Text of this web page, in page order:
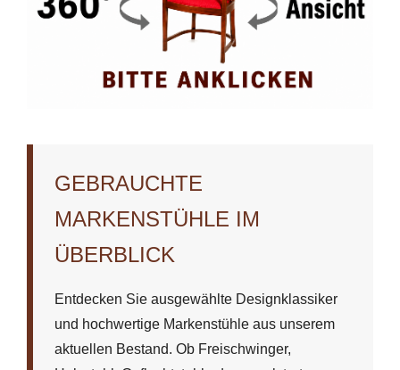
GEBRAUCHTE
MARKENSTÜHLE IM
ÜBERBLICK
Entdecken Sie ausgewählte Designklassiker
und hochwertige Markenstühle aus unserem
aktuellen Bestand. Ob Freischwinger,